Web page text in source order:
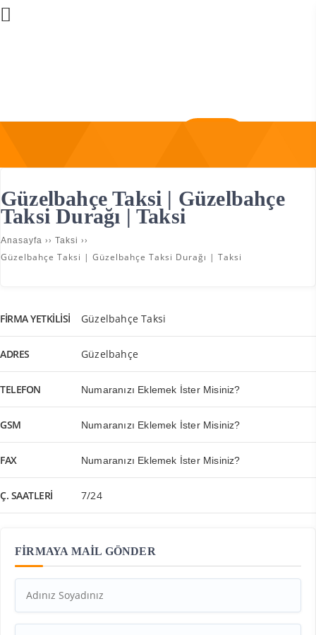
Güzelbahçe Taksi | Güzelbahçe
Taksi Durağı | Taksi
Anasayfa ›› Taksi ››
Güzelbahçe Taksi | Güzelbahçe Taksi Durağı | Taksi
FIRMA YETKILISI Güzelbahçe Taksi
ADRES Güzelbahçe
TELEFON Numaranızı Eklemek İster Misiniz?
GSM Numaranızı Eklemek İster Misiniz?
FAX Numaranızı Eklemek İster Misiniz?
Ç. SAATLERI 7/24
FİRMAYA MAİL GÖNDER